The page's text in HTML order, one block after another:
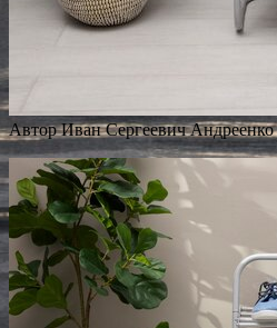
Автор Иван Сергеевич Андреенко